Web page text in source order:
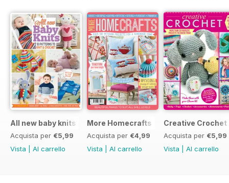
All new baby knits
Acquista per €5,99
Vista
Al carrello
More Homecrafts
Acquista per €4,99
Vista
Al carrello
Creative Crochet
Acquista per €5,99
Vista
Al carrello